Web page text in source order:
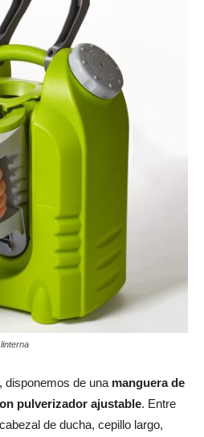
disponemos de una manguera de
pulverizador ajustable. Entre
de ducha, cepillo largo,